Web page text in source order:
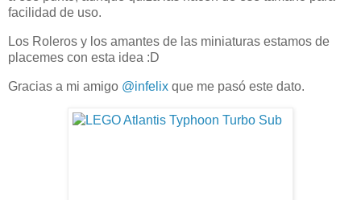
facilidad de uso.
Los Roleros y los amantes de las miniaturas estamos de
placemes con esta idea :D
Gracias a mi amigo @infelix que me pasó este dato.